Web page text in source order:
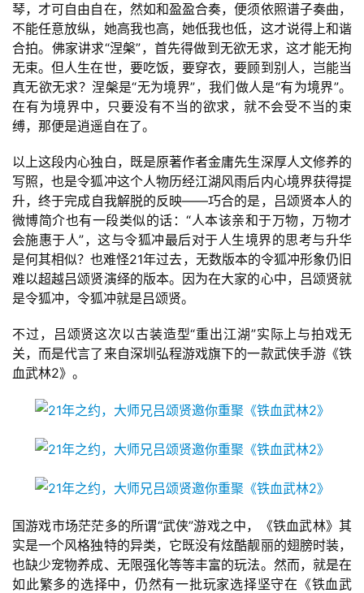
首
页
游
原
创
游
戏
业
界
手
机
游
休
闲
游
琴，才可自由自在，然如和盈盈合奏，便须依照谱子奏曲，
不能任意放纵，她高我也高，她低我也低，这才说得上和谐
合拍。佛家讲求“涅槃”，首先得做到无欲无求，这才能无拘
无束。但人生在世，要吃饭，要穿衣，要顾到别人，岂能当
真无欲无求？涅槃是“无为境界”，我们做人是“有为境界”。
在有为境界中，只要没有不当的欲求，就不会受不当的束
缚，那便是逍遥自在了。
以上这段内心独白，既是原著作者金庸先生深厚人文修养的
写照，也是令狐冲这个人物历经江湖风雨后内心境界获得提
升，终于完成自我解脱的反映——巧合的是，吕颂贤本人的
微博简介也有一段类似的话：“人本该亲和于万物，万物才
会施惠于人”，这与令狐冲最后对于人生境界的思考与升华
是何其相似？也难怪21年过去，无数版本的令狐冲形象仍旧
难以超越吕颂贤演绎的版本。因为在大家的心中，吕颂贤就
是令狐冲，令狐冲就是吕颂贤。
不过，吕颂贤这次以古装造型“重出江湖”实际上与拍戏无
关，而是代言了来自深圳弘程游戏旗下的一款武侠手游《铁
血武林2》。
国游戏市场茫茫多的所谓“武侠”游戏之中，《铁血武林》其
实是一个风格独特的异类，它既没有炫酷靓丽的翅膀时装，
也缺少宠物养成、无限强化等等丰富的玩法。然而，就是在
如此繁多的选择中，仍然有一批玩家选择坚守在《铁血武